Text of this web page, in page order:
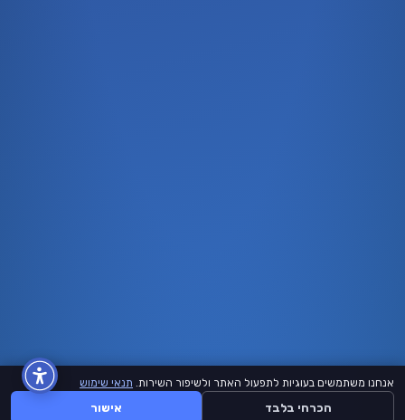
אנחנו משתמשים בעוגיות לתפעול האתר ולשיפור השירות. תנאי שימוש
הכרחי בלבד אישור